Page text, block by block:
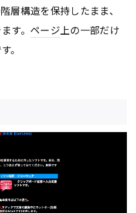
層構造を保持したまま、
す。ページ上の一部だけ
。